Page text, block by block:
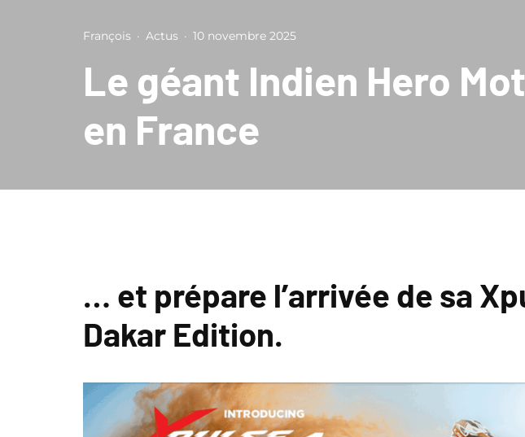
François · Actus · 10 novembre 2025
Le géant Indien Hero
en France
… et prépare l’arrivée de sa
Dakar Edition.